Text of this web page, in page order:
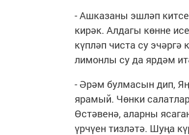
- Ашказаны эшләп
кирәк. Алдагы көнне
күпләп чиста су
лимонлы су да ярдәм
- Әрәм булмасын дип,
ярамый. Чөнки
Өстәвенә, аларны
үрчүен тизләтә. Шуңа